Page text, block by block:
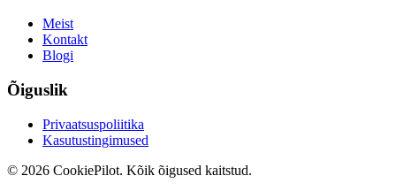
Meist
Kontakt
Blogi
Õiguslik
Privaatsuspoliitika
Kasutustingimused
© 2026 CookiePilot. Kõik õigused kaitstud.